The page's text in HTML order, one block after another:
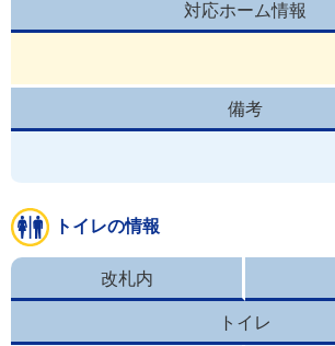
対応ホーム情報
備考
トイレの情報
改札内
トイレ